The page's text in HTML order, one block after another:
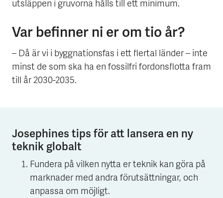
utsläppen i gruvorna hålls till ett minimum.
Var befinner ni er om tio år?
– Då är vi i byggnationsfas i ett flertal länder – inte
minst de som ska ha en fossilfri fordonsflotta fram
till år 2030-2035.
Josephines tips för att lansera en ny
teknik globalt
Fundera på vilken nytta er teknik kan göra på
marknader med andra förutsättningar, och
anpassa om möjligt.